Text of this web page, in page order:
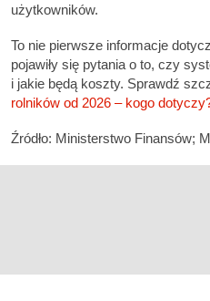
użytkowników.
To nie pierwsze informacje
pojawiły się pytania o to, czy
i jakie będą koszty. Sprawdź
rolników od 2026 – kogo
Źródło: Ministerstwo Finansów;